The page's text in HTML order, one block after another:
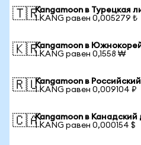
🇹🇷Kangamoon в Турецкая
1 KANG равен 0,005279 ₺
🇰🇷Kangamoon в
1 KANG равен 0,1558 ₩
🇷🇺Kangamoon в
1 KANG равен 0,009104 ₽
🇨🇦Kangamoon в Канадский
1 KANG равен 0,000154 $